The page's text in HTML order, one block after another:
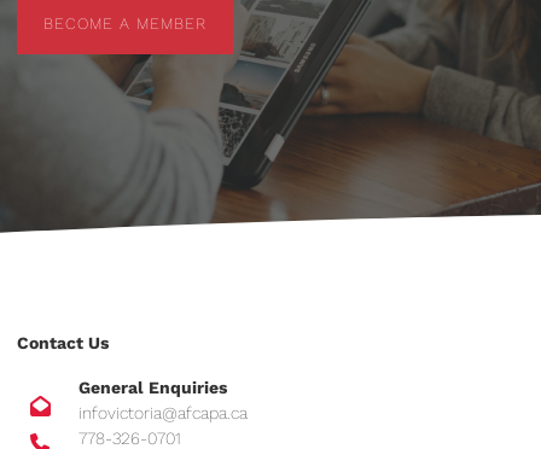
BECOME A MEMBER
Contact Us
General Enquiries
infovictoria@afcapa.ca
778-326-0701